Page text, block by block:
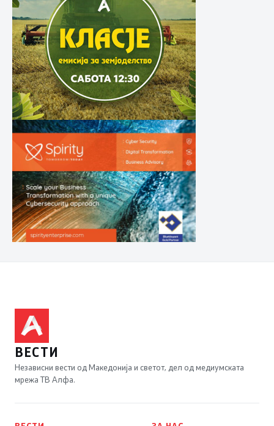
ВЕСТИ
Независни вести од Македонија и светот, дел од медиумската
мрежа ТВ Алфа.